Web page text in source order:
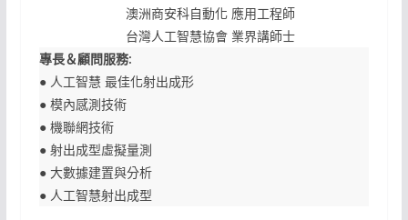
澳洲商安科自動化 應用工程師
台灣人工智慧協會 業界講師士
專長＆顧問服務:
● 人工智慧 最佳化射出成形
● 模內感測技術
● 機聯網技術
● 射出成型虛擬量測
● 大數據建置與分析
● 人工智慧射出成型